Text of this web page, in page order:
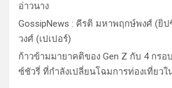
อ่าวนาง
GossipNews : คีรติ มหาพฤกษ์พงศ์ (ยิ
วงศ์ (เปเปอร์)
ก้าวข้ามมายาคติของ Gen Z กับ 4 กร
ซ์ชัวรี่ ที่กำลังเปลี่ยนโฉมการท่องเที่ยว